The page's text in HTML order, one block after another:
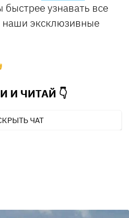
быстрее узнавать все
наши эксклюзивные
И ЧИТАЙ 👇
ЧАТ